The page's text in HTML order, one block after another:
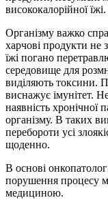
висококалорійної їжі.
Організму важко
харчові продукти
їжі погано
середовище для
виділяють токсини.
виснажує імунітет.
наявність хронічної
організму. В таких
перебороти усі
щоденно.
В основі
порушення процесу
медициною.